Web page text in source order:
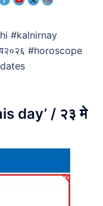
#kalnirnay
#horoscope
day’ / २३ मे